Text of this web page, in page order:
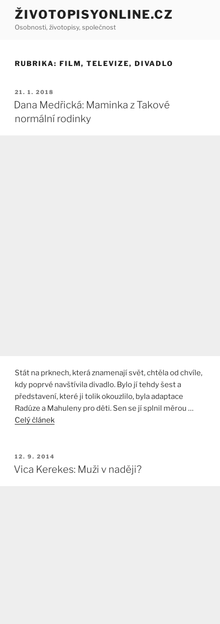
Přejít
obsahu
ŽIVOTOPISYONLINE.CZ
Osobnosti, životopisy, společnost
RUBRIKA: FILM, TELEVIZE, DIVADLO
PUBLIKOVÁNO
21. 1. 2018
Dana Medřická: Maminka z Takové
normální rodinky
Stát na prknech, která znamenají svět, chtěla od chvíle,
kdy poprvé navštívila divadlo. Bylo jí tehdy šest a
představení, které ji tolik okouzlilo, byla adaptace
Radúze a Mahuleny pro děti. Sen se jí splnil měrou …
Celý článek
PUBLIKOVÁNO
12. 9. 2014
Vica Kerekes: Muži v naději?